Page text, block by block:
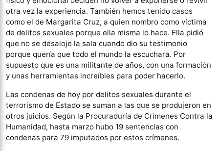
otra vez la experiencia. También hemos tenido casos
como el de Margarita Cruz, a quien nombro como víctima
de delitos sexuales porque ella misma lo hace. Ella pidió
que no se desaloje la sala cuando dio su testimonio
porque quería que todo el mundo la escuchara. Por
supuesto que es una militante de años, con una formación
y unas herramientas increíbles para poder hacerlo.
Las condenas de hoy por delitos sexuales durante el
terrorismo de Estado se suman a las que se produjeron en
otros juicios. Según la Procuraduría de Crímenes Contra la
Humanidad, hasta marzo hubo 19 sentencias con
condenas para 79 imputados por estos crímenes.